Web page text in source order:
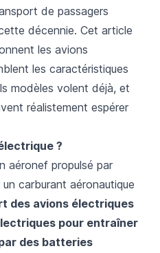
de passagers
décennie. Cet article
les avions
les caractéristiques
modèles volent déjà, et
réalistement espérer
?
aéronef propulsé par
carburant aéronautique
des avions électriques
pour entraîner
des batteries